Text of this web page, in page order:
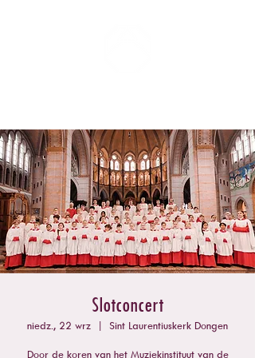
Slotconcert
niedz., 22 wrz
  |
Sint Laurentiuskerk Dongen
Door de koren van het Muziekinstituut van de